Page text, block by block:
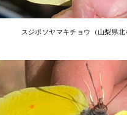
スジボソヤマキチョウ（山梨県北